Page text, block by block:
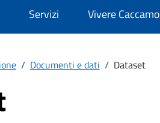
Servizi Vivere Caccamo
/ Documenti e dati / Dataset